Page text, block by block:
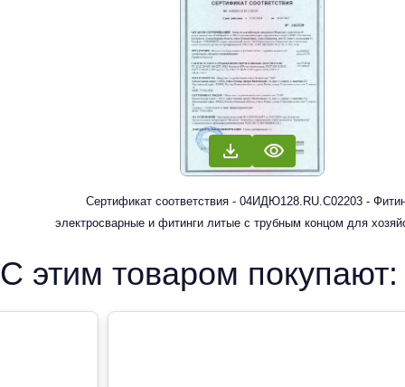
Сертификат соответствия - 04ИДЮ128.RU.С02203 -
электросварные и фитинги литые с трубным концом для
С этим товаром покупают: